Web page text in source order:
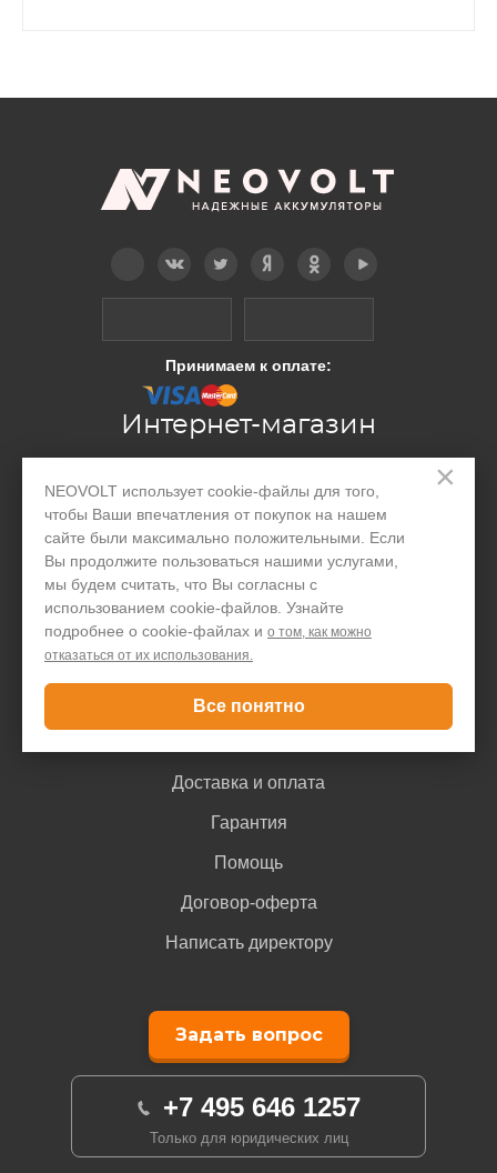
×
NEOVOLT использует cookie-файлы для того,
чтобы Ваши впечатления от покупок на нашем
сайте были максимально положительными. Если
Вы продолжите пользоваться нашими услугами,
мы будем считать, что Вы согласны с
использованием cookie-файлов. Узнайте
подробнее о cookie-файлах и о том, как можно
отказаться от их использования.
Все понятно
Принимаем к оплате:
Интернет-магазин
Производство
Организациям
Акции и скидки
Блог
Контакты
Покупателю
Доставка и оплата
Гарантия
Помощь
Договор-оферта
Написать директору
Задать вопрос
+7 495 646 1257
Только для юридических лиц